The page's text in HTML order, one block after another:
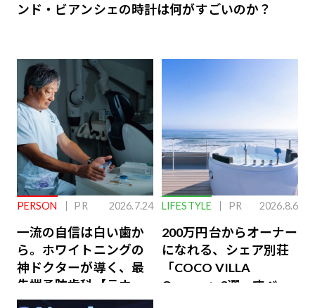
ンド・ビアンシェの時計は何がすごいのか？
PERSON PR 2026.7.24
一流の自信は白い歯か
ら。ホワイトニングの
神ドクターが導く、最
先端予防歯科【ラウン
ジ会員特典あり】
LIFESTYLE PR 2026.8.6
200万円台からオーナー
になれる、シェア別荘
「COCO VILLA
Owners」3選。すべて